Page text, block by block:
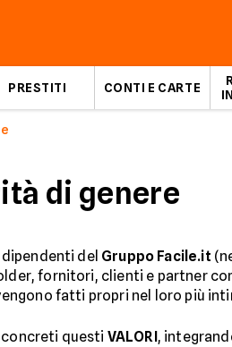
PRESTITI CONTI E CARTE
di genere
del Gruppo Facile.it
fornitori, clienti e partner
fatti propri nel loro più
concreti questi VALORI,